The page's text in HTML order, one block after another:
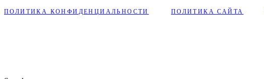
ПОЛИТИКА КОНФИДЕНЦИАЛЬНОСТИ ПОЛИТИКА САЙТА